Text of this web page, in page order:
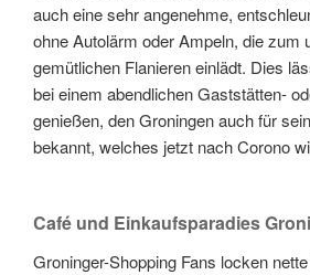
auch eine sehr angenehme,
ohne Autolärm oder Ampeln, die zum
gemütlichen Flanieren einlädt. Dies
bei einem abendlichen Gaststätten-
genießen, den Groningen auch für
bekannt, welches jetzt nach Corono
Café und Einkaufsparadies
Groninger-Shopping Fans locken